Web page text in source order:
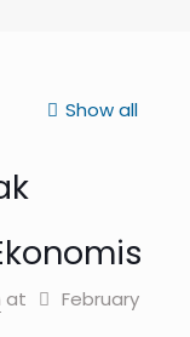
Show all
at
February